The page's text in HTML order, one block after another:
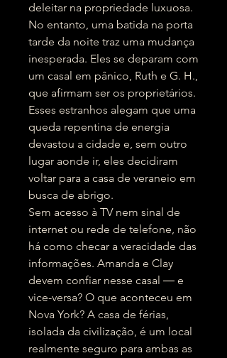
deleitar na propriedade luxuosa.
No entanto, uma batida na porta
tarde da noite traz uma mudança
inesperada. Eles se deparam com
um casal em pânico, Ruth e G. H.,
que afirmam ser os proprietários.
Esses estranhos alegam que uma
queda repentina de energia
devastou a cidade e, sem outro
lugar aonde ir, eles decidiram
voltar para a casa de veraneio em
busca de abrigo.
Sem acesso à TV nem sinal de
internet ou rede de telefone, não
há como checar a veracidade das
informações. Amanda e Clay
devem confiar nesse casal ― e
vice-versa? O que aconteceu em
Nova York? A casa de férias,
isolada da civilização, é um local
realmente seguro para ambas as